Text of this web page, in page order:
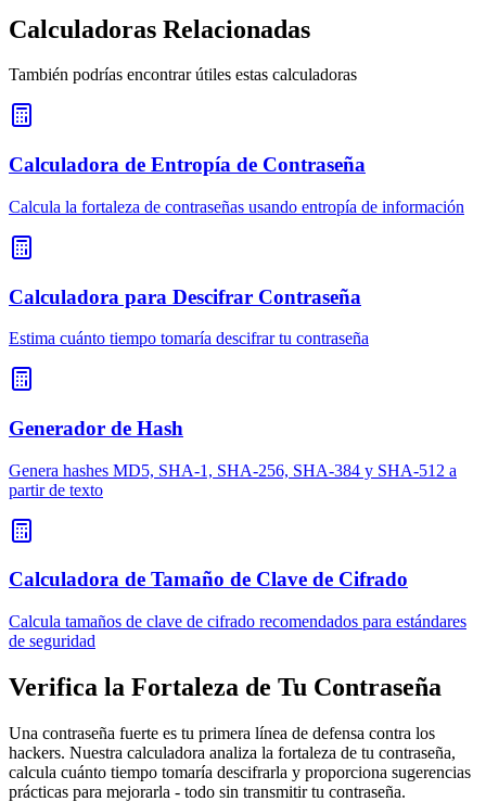
Calculadoras Relacionadas
También podrías encontrar útiles estas calculadoras
Calculadora de Entropía de Contraseña
Calcula la fortaleza de contraseñas usando entropía de información
Calculadora para Descifrar Contraseña
Estima cuánto tiempo tomaría descifrar tu contraseña
Generador de Hash
Genera hashes MD5, SHA-1, SHA-256, SHA-384 y SHA-512 a
partir de texto
Calculadora de Tamaño de Clave de Cifrado
Calcula tamaños de clave de cifrado recomendados para estándares
de seguridad
Verifica la Fortaleza de Tu Contraseña
Una contraseña fuerte es tu primera línea de defensa contra los
hackers. Nuestra calculadora analiza la fortaleza de tu contraseña,
calcula cuánto tiempo tomaría descifrarla y proporciona sugerencias
prácticas para mejorarla - todo sin transmitir tu contraseña.